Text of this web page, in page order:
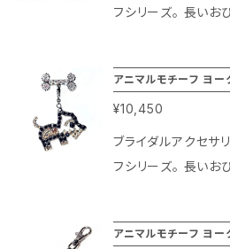
フシリーズ。 長いおひげと愛嬌ある顔立ちが可
まざまなアイテムに
す。 ワンちゃん好き
すめです！ チャームサイズ：約タテ3.5㎝×ヨコ4
㎝ ブライダルアクセサリー マリコは百貨店内で
の方々にコスチュー
アニマルモチーフ ヨー
¥10,450
ブライダルアクセサ
フシリーズ。 長いおひげと愛嬌ある顔立ちが可
身に着けられるほか
アニマルモチーフ ヨー